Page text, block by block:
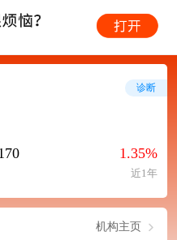
1.35%
近1年
诊断
机构主页